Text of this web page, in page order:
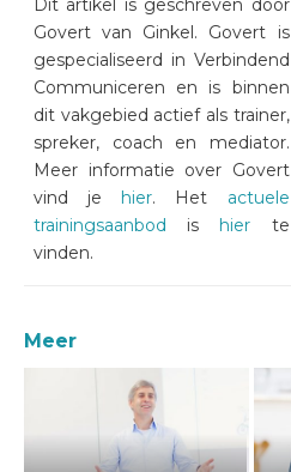
Dit artikel is geschreven door
Govert van Ginkel. Govert is
gespecialiseerd in Verbindend
Communiceren en is binnen
dit vakgebied actief als trainer,
spreker, coach en mediator.
Meer informatie over Govert
vind je hier. Het actuele
trainingsaanbod is hier te
vinden.
Meer